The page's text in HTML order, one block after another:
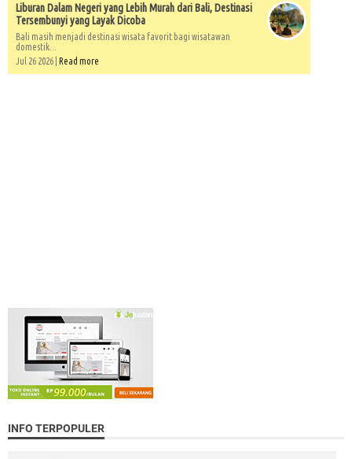
Liburan Dalam Negeri yang Lebih Murah dari Bali, Destinasi
Tersembunyi yang Layak Dicoba
Bali masih menjadi destinasi wisata favorit bagi wisatawan
domestik...
Jul 26 2026 | Read more
INFO TERPOPULER